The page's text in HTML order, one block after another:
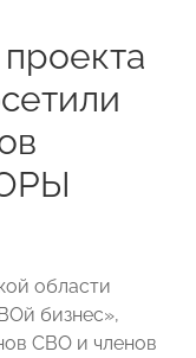
области
бизнес»,
СВО и членов